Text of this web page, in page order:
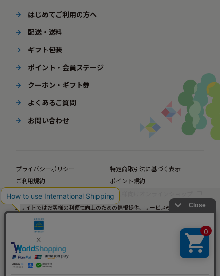
はじめてご利用の方へ
配送・送料
ギフト包装
ポイント・会員ステージ
クーポン・ギフト券
よくあるご質問
お問い合わせ
プライバシーポリシー
特定商取引法に基づく表示
ご利用規約
ポイント規約
企業サイト
法人様向けオンラインショップ
当サイトではお客様の利便性向上のための情報提供、サービス改善のための分
当サイトの閲覧を継続された場合、Cookieの使用にご同意いただいたものとみ
なします。
詳細については